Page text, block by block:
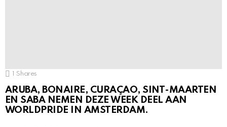
1 Shares
ARUBA, BONAIRE, CURAÇAO, SINT-MAARTEN
EN SABA NEMEN DEZE WEEK DEEL AAN
WORLDPRIDE IN AMSTERDAM.